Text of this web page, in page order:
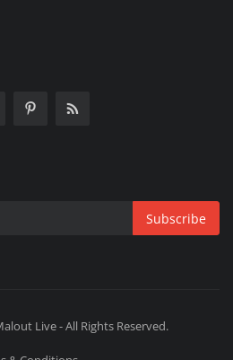
Subscribe
Live - All Rights Reserved.